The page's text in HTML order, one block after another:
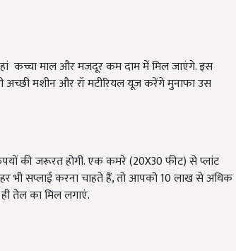
कच्चा माल और मजदूर कम दाम में मिल जाएंगे. इस
मशीन और रॉ मटीरियल यूज़ करेंगे मुनाफा उस
की जरूरत होगी. एक कमरे (20X30 फीट) से प्लांट
सप्लाई करना चाहते हैं, तो आपको 10 लाख से अधिक
तेल का मिल लगाएं.